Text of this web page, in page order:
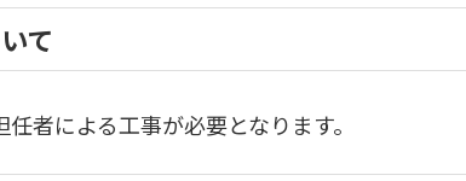
て
者による工事が必要となります。